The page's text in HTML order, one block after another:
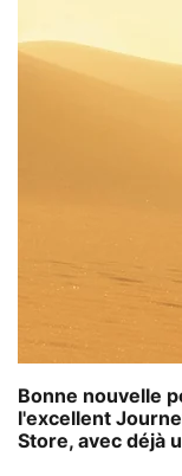
Bonne nouvelle
l'excellent
Store, avec déjà